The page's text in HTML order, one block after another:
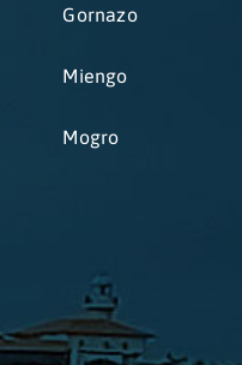
Gornazo
Miengo
Mogro